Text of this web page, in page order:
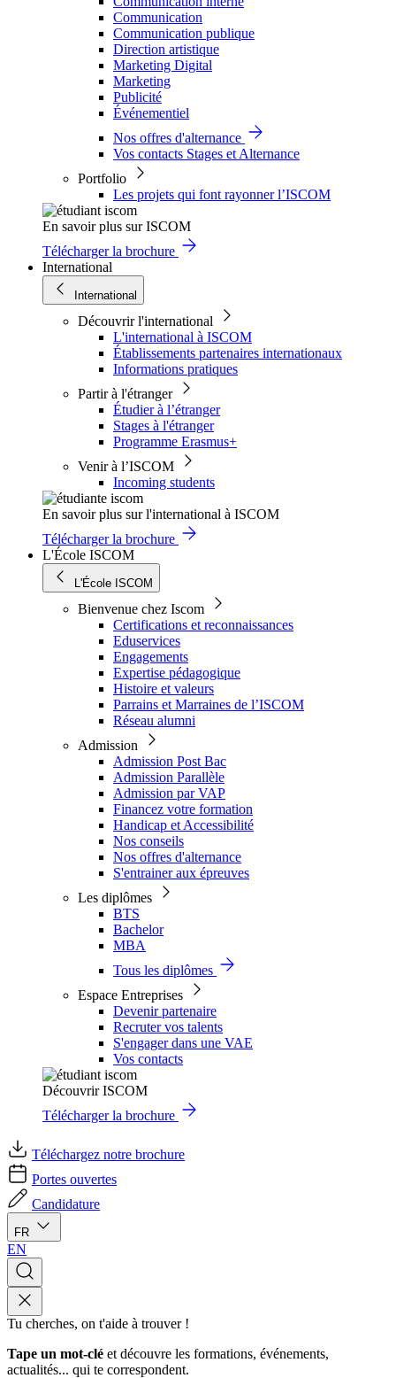
Communication
Communication publique
Direction artistique
Marketing Digital
Marketing
Publicité
Événementiel
Nos offres d'alternance
Vos contacts Stages et Alternance
Portfolio
Les projets qui font rayonner l’ISCOM
En savoir plus sur ISCOM
Télécharger la brochure
International
International
Découvrir l'international
L'international à ISCOM
Établissements partenaires internationaux
Informations pratiques
Partir à l'étranger
Étudier à l’étranger
Stages à l'étranger
Programme Erasmus+
Venir à l’ISCOM
Incoming students
En savoir plus sur l'international à ISCOM
Télécharger la brochure
L'École ISCOM
L'École ISCOM
Bienvenue chez Iscom
Certifications et reconnaissances
Eduservices
Engagements
Expertise pédagogique
Histoire et valeurs
Parrains et Marraines de l’ISCOM
Réseau alumni
Admission
Admission Post Bac
Admission Parallèle
Admission par VAP
Financez votre formation
Handicap et Accessibilité
Nos conseils
Nos offres d'alternance
S'entrainer aux épreuves
Les diplômes
BTS
Bachelor
MBA
Tous les diplômes
Espace Entreprises
Devenir partenaire
Recruter vos talents
S'engager dans une VAE
Vos contacts
Découvrir ISCOM
Télécharger la brochure
Téléchargez notre brochure
Portes ouvertes
Candidature
FR
EN
Tu cherches, on t'aide à trouver !
Tape un mot-clé et découvre les formations, événements,
actualités... qui te correspondent.